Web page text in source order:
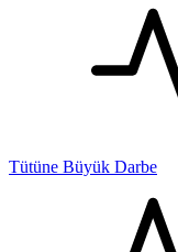
Tütüne Büyük Darbe